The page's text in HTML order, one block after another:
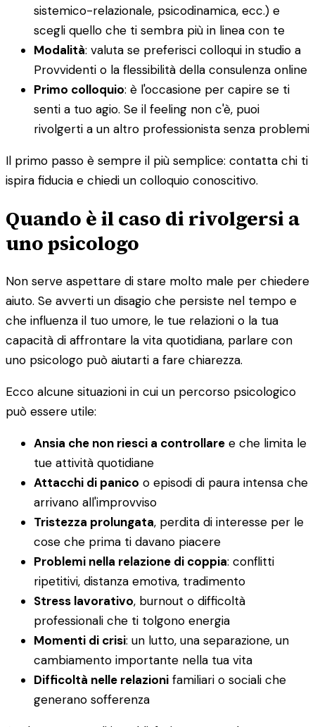
sistemico-relazionale, psicodinamica, ecc.) e
scegli quello che ti sembra più in linea con te
Modalità: valuta se preferisci colloqui in studio a
Provvidenti o la flessibilità della consulenza online
Primo colloquio: è l'occasione per capire se ti
senti a tuo agio. Se il feeling non c'è, puoi
rivolgerti a un altro professionista senza problemi
Il primo passo è sempre il più semplice: contatta chi ti
ispira fiducia e chiedi un colloquio conoscitivo.
Quando è il caso di rivolgersi a
uno psicologo
Non serve aspettare di stare molto male per chiedere
aiuto. Se avverti un disagio che persiste nel tempo e
che influenza il tuo umore, le tue relazioni o la tua
capacità di affrontare la vita quotidiana, parlare con
uno psicologo può aiutarti a fare chiarezza.
Ecco alcune situazioni in cui un percorso psicologico
può essere utile:
Ansia che non riesci a controllare e che limita le
tue attività quotidiane
Attacchi di panico o episodi di paura intensa che
arrivano all'improvviso
Tristezza prolungata, perdita di interesse per le
cose che prima ti davano piacere
Problemi nella relazione di coppia: conflitti
ripetitivi, distanza emotiva, tradimento
Stress lavorativo, burnout o difficoltà
professionali che ti tolgono energia
Momenti di crisi: un lutto, una separazione, un
cambiamento importante nella tua vita
Difficoltà nelle relazioni familiari o sociali che
generano sofferenza